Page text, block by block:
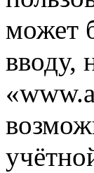
может
вводу,